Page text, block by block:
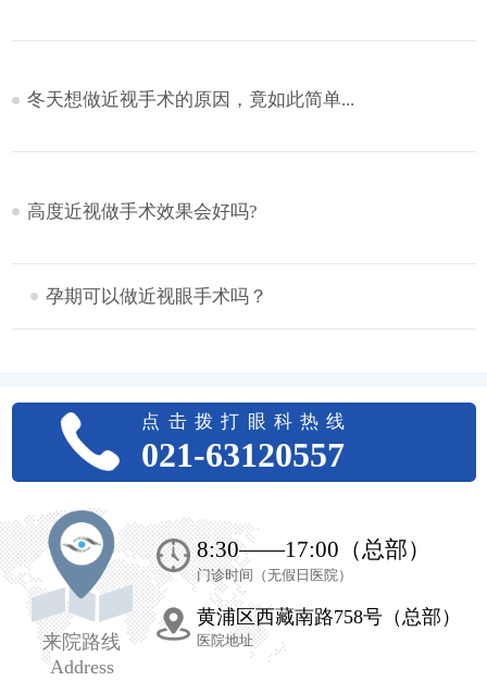
冬天想做近视手术的原因，竟如此简单...
高度近视做手术效果会好吗?
孕期可以做近视眼手术吗？
点击拨打眼科热线
021-63120557
来院路线
Address
8:30——17:00（总部）
门诊时间（无假日医院）
黄浦区西藏南路758号（总部）
医院地址
上海希玛瑞视眼科医院
14:39:10
您好，上海希玛瑞视眼科医院为您提
供专业的眼科诊疗服务，请问有什么可
以帮到您？